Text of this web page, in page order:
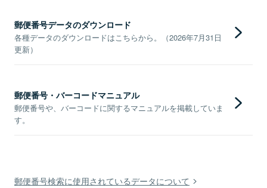
郵便番号データのダウンロード
各種データのダウンロードはこちらから。（2026年7月31日
更新）
郵便番号・バーコードマニュアル
郵便番号や、バーコードに関するマニュアルを掲載していま
す。
郵便番号検索に使用されているデータについて